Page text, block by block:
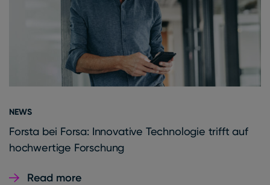
NEWS
Forsta bei Forsa: Innovative Technologie trifft auf
hochwertige Forschung
Read more